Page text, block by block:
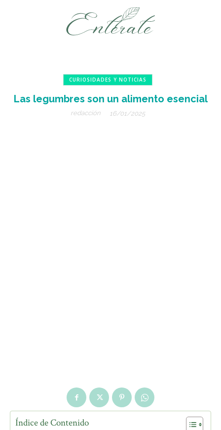
CURIOSIDADES Y NOTICIAS
Las legumbres son un alimento esencial
redacción 16/01/2025
Índice de Contenido